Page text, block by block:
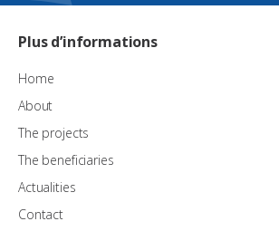
Plus d’informations
Home
About
The projects
The beneficiaries
Actualities
Contact